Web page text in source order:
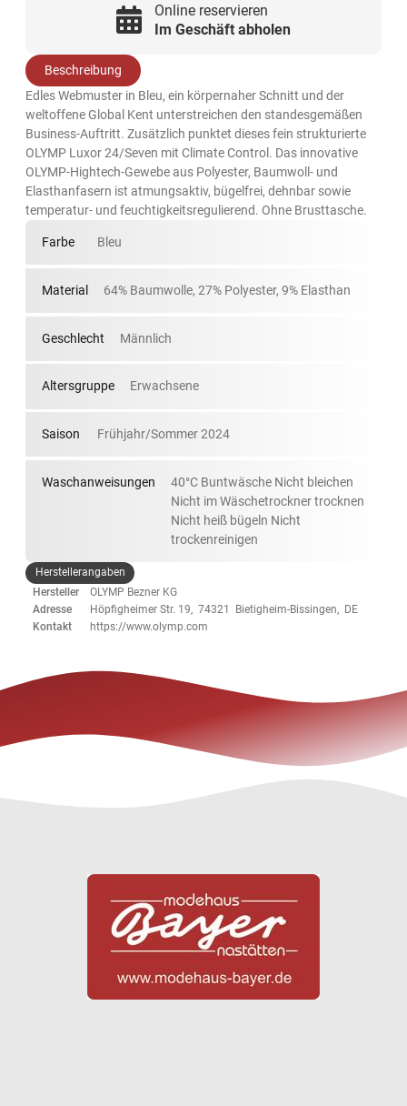
Online reservieren
Im Geschäft abholen
Beschreibung
Edles Webmuster in Bleu, ein körpernaher Schnitt und der
weltoffene Global Kent unterstreichen den standesgemäßen
Business-Auftritt. Zusätzlich punktet dieses fein strukturierte
OLYMP Luxor 24/Seven mit Climate Control. Das innovative
OLYMP-Hightech-Gewebe aus Polyester, Baumwoll- und
Elasthanfasern ist atmungsaktiv, bügelfrei, dehnbar sowie
temperatur- und feuchtigkeitsregulierend. Ohne Brusttasche.
Farbe Bleu
Material 64% Baumwolle, 27% Polyester, 9% Elasthan
Geschlecht Männlich
Altersgruppe Erwachsene
Saison Frühjahr/Sommer 2024
Waschanweisungen
40°C Buntwäsche Nicht bleichen
Nicht im Wäschetrockner trocknen
Nicht heiß bügeln Nicht
trockenreinigen
Herstellerangaben
Hersteller
OLYMP Bezner KG
Adresse
Höpfigheimer Str. 19, 74321 Bietigheim-Bissingen, DE
Kontakt
https://www.olymp.com